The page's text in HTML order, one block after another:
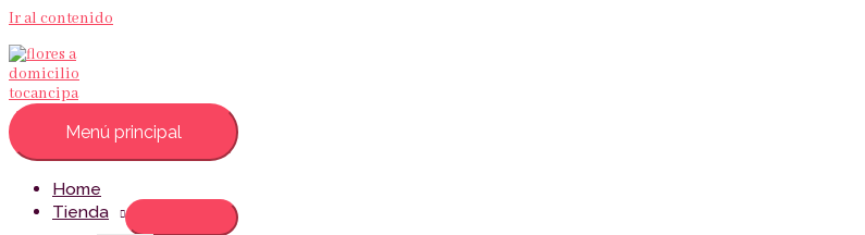
Ir al contenido
Menú principal
Home
Tienda